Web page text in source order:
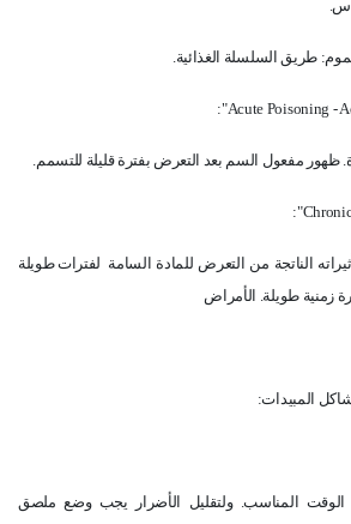
طريق السلسلة الغذائية.
Acute Poisoning -
":
ظهور مفعول السم بعد التعرض بفترة قليلة للتسمم.
":
الناتجة من التعرض للمادة السامة لفترات طويلة
زمنية طويلة. الأمراض
المبيدات:
المناسب. ولتقليل الأضرار يجب وضع ملصق